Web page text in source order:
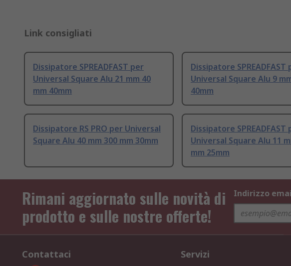
Link consigliati
Dissipatore SPREADFAST per
Universal Square Alu 21 mm 40
mm 40mm
Dissipatore SPREADFAST
Universal Square Alu 9
40mm
Dissipatore RS PRO per Universal
Square Alu 40 mm 300 mm 30mm
Dissipatore SPREADFAST
Universal Square Alu 11
mm 25mm
Rimani aggiornato sulle novità di
prodotto e sulle nostre offerte!
Indirizzo
Contattaci Servizi